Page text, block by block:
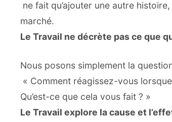
ne fait qu’ajouter une autre
marché.
Le Travail ne décrète pas ce que
Nous posons simplement la
« Comment réagissez-vous
Qu’est-ce que cela vous fait ? »
Le Travail explore la cause et